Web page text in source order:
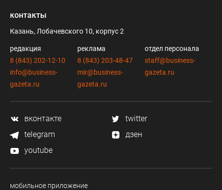
контакты
Казань, Лобачевского 10, корпус 2
редакция
8 (843) 202-12-10
info@business-
gazeta.ru
реклама
8 (843) 203-48-47
mir@business-
gazeta.ru
отдел персонала
staff@business-
gazeta.ru
вконтакте
twitter
telegram
дзен
youtube
мобильное приложение